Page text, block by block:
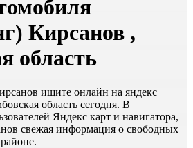
Кирсанов ,
область
ищите онлайн на яндекс
область сегодня. В
Яндекс карт и навигатора,
свежая информация о свободных